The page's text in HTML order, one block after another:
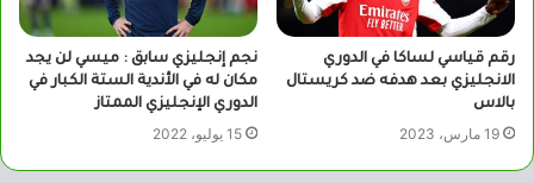
رقم قياسي لساكا في الدوري
الانجليزي بعد هدفه ضد كريستال
بالاس
19 مارس، 2023
نجم إنجليزي سابق : ميسي لن يجد
مكان له في الأندية الستة الكبار في
الدوري الإنجليزي الممتاز
15 يوليو، 2022